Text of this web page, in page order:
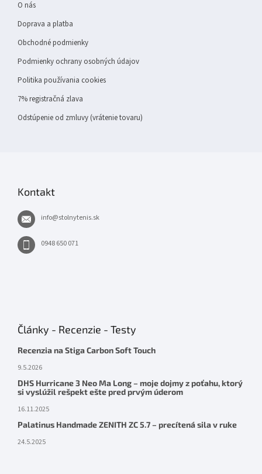
O nás
Doprava a platba
Obchodné podmienky
Podmienky ochrany osobných údajov
Politika používania cookies
7% registračná zlava
Odstúpenie od zmluvy (vrátenie tovaru)
Kontakt
info@stolnytenis.sk
0948 650 071
Články - Recenzie - Testy
Recenzia na Stiga Carbon Soft Touch
9.5.2026
DHS Hurricane 3 Neo Ma Long – moje dojmy z poťahu, ktorý
si vyslúžil rešpekt ešte pred prvým úderom
16.11.2025
Palatinus Handmade ZENITH ZC 5.7 – precítená sila v ruke
24.5.2025